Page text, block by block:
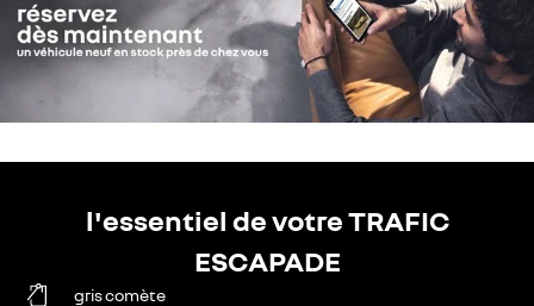
l'essentiel de votre TRAFIC
ESCAPADE
gris comète